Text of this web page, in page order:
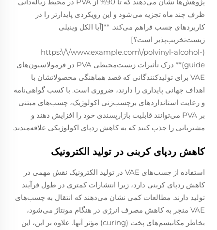
ظرف چند ماه تجزیه می‌شود و این رویکردی پایدارتر را در
کاربردهای چسب فراهم می‌کند. **[آیا الکل وینیلی
زیست‌تخریب‌پذیر است؟]
(https:\/\/www.example.com\/polvinyl-alcohol-
guide)** درک تأثیرات زیست‌محیطی PVA در فرمولاسیون‌های
VAE برای تولیدکنندگانی که قصد هماهنگی محصولاتشان با
اهداف جهانی پایداری را دارند، ضروری است. با کسب گواهی‌نامه
و رعایت استانداردهای برچسب‌زنی اکولوژیک، چسب‌های مبتنی
بر PVA می‌توانند قابلیت بازارپسندی خود را افزایش دهند و
مشتریانی را جذب کنند که به کاهش ردپای اکولوژیکی علاقه‌مندند.
کاهش ردپای کربنی در تولید الکترونیک
استفاده از چسب‌های VAE در تولید الکترونیک نقش مهمی در
کاهش ردپای کربنی دارد، زیرا انتشارات کمتری در طول فرآیند
تولید دارند. مطالعات کمی نشان می‌دهند که انتقال به چسب‌های
VAE منجر به کاهش مصرف انرژی در هنگام مونتاژ می‌شود،
بخاطر مکانیسم‌های پخت (curing) مؤثر آنها. علاوه بر این، این